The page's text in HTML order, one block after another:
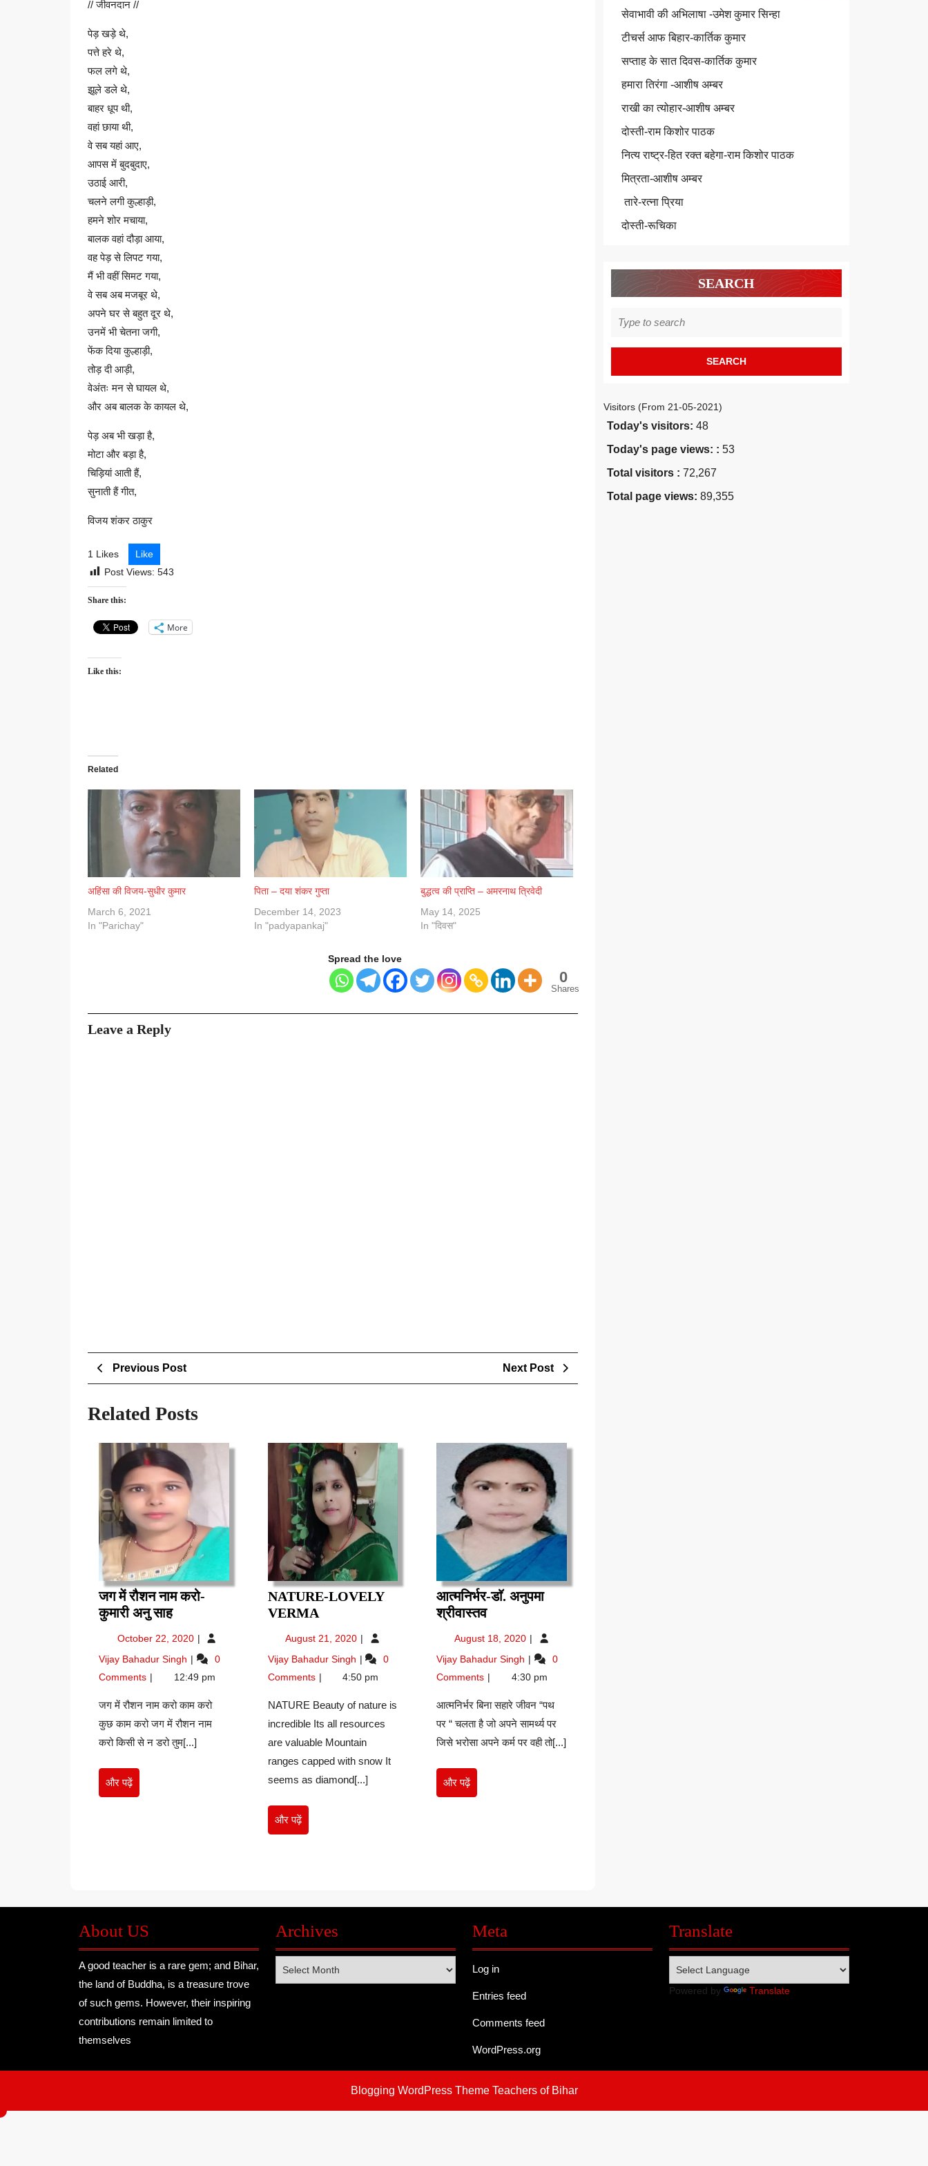
// जीवनदान //
पेड़ खड़े थे,
पत्ते हरे थे,
फल लगे थे,
झूले डले थे,
बाहर धूप थी,
वहां छाया थी,
वे सब यहां आए,
आपस में बुदबुदाए,
उठाई आरी,
चलने लगी कुल्हाड़ी,
हमने शोर मचाया,
बालक वहां दौड़ा आया,
वह पेड़ से लिपट गया,
मैं भी वहीं सिमट गया,
वे सब अब मजबूर थे,
अपने घर से बहुत दूर थे,
उनमें भी चेतना जगी,
फेंक दिया कुल्हाड़ी,
तोड़ दी आड़ी,
वेअंतः मन से घायल थे,
और अब बालक के कायल थे,
पेड़ अब भी खड़ा है,
मोटा और बड़ा है,
चिड़ियां आती हैं,
सुनाती हैं गीत,
विजय शंकर ठाकुर
1 Likes
Like
Post Views: 543
Share this:
More
Like this:
Related
अहिंसा की विजय-सुधीर कुमार
March 6, 2021
In "Parichay"
पिता – दया शंकर गुप्ता
December 14, 2023
In "padyapankaj"
बुद्धत्व की प्राप्ति – अमरनाथ त्रिवेदी
May 14, 2025
In "दिवस"
Spread the love
0
Shares
Leave a Reply
Post
navigation
Previous PostPrevious
Next Post
Related Posts
जग में रौशन नाम करो-
कुमारी अनु साहजग
रौशन
नाम
करो-
अनु
साह
October 22, 2020 October
2020
Vijay Bahadur Singh जग
रौशन
करो-
कुमारी
अनु
0
Comments
12:49 pm
जग में रौशन नाम करो काम करो
कुछ काम करो जग में रौशन नाम
करो किसी से न डरो तुम[...]
और पढ़ेंऔर
पढ़ें
NATURE-LOVELY
VERMANATURE-
VERMA
August 21, 2020 August
2020
Vijay Bahadur Singh NATURE-
Verma
0
Comments
4:50 pm
NATURE Beauty of nature is
incredible Its all resources
are valuable Mountain
ranges capped with snow It
seems as diamond[...]
और पढ़ेंऔर
पढ़ें
आत्मनिर्भर-डाॅ. अनुपमा
श्रीवास्तवआत्मनिर्भर-
अनुपमा
श्रीवास्तव
August 18, 2020 August
2020
Vijay Bahadur Singh आत्मनिर्भर-
अनुपमा
0
Comments
4:30 pm
आत्मनिर्भर बिना सहारे जीवन “पथ
पर “ चलता है जो अपने सामर्थ्य पर
जिसे भरोसा अपने कर्म पर वही तो[...]
और पढ़ेंऔर
पढ़ें
सेवाभावी की अभिलाषा -उमेश कुमार सिन्हा
टीचर्स आफ बिहार-कार्तिक कुमार
सप्ताह के सात दिवस-कार्तिक कुमार
हमारा तिरंगा -आशीष अम्बर
राखी का त्योहार-आशीष अम्बर
दोस्ती-राम किशोर पाठक
नित्य राष्ट्र-हित रक्त बहेगा-राम किशोर पाठक
मित्रता-आशीष अम्बर
तारे-रत्ना प्रिया
दोस्ती-रूचिका
SEARCH
for:
Visitors (From 21-05-2021)
Today's visitors: 48
Today's page views: : 53
Total visitors : 72,267
Total page views: 89,355
About US
A good teacher is a rare gem; and Bihar,
the land of Buddha, is a treasure trove
of such gems. However, their inspiring
contributions remain limited to
themselves
Archives Meta
Log in
Entries feed
Comments feed
WordPress.org
Translate
Powered by Translate
Blogging WordPress ThemeTeachers of Bihar